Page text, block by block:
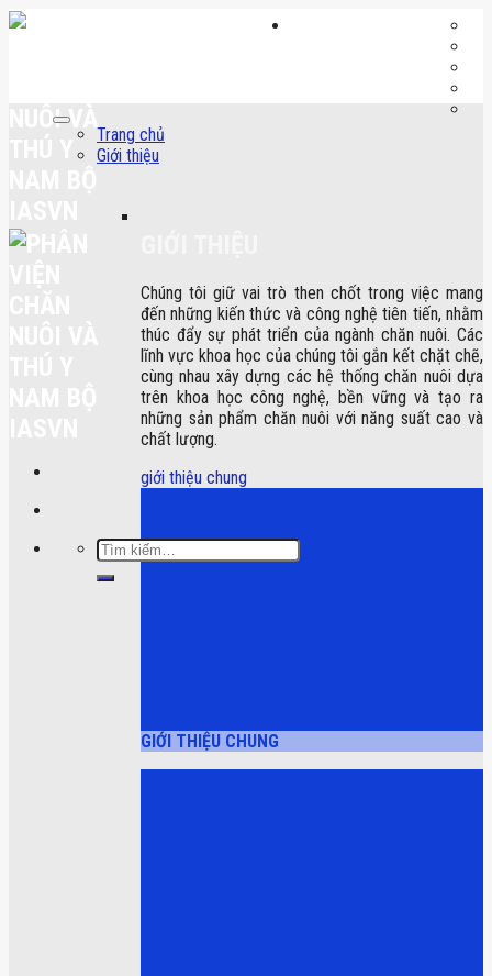
Skip
Tìm
kiếm:
Trang chủ
Giới thiệu
Chúng tôi giữ vai trò then chốt trong việc mang
đến những kiến thức và công nghệ tiên tiến, nhằm
thúc đẩy sự phát triển của ngành chăn nuôi. Các
lĩnh vực khoa học của chúng tôi gắn kết chặt chẽ,
cùng nhau xây dựng các hệ thống chăn nuôi dựa
trên khoa học công nghệ, bền vững và tạo ra
những sản phẩm chăn nuôi với năng suất cao và
chất lượng.
giới thiệu chung
GIỚI THIỆU CHUNG